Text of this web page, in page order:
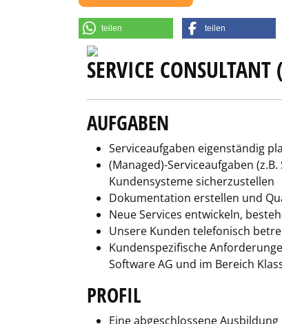
teilen teilen
SERVICE
AUFGABEN
Serviceaufgaben eigenständig
(Managed)-Serviceaufgaben
Kundensysteme sicherzustellen
Dokumentation erstellen und
Neue Services entwickeln,
Unsere Kunden telefonisch
Kundenspezifische
Software AG und im Bereich
PROFIL
Eine abgeschlossene